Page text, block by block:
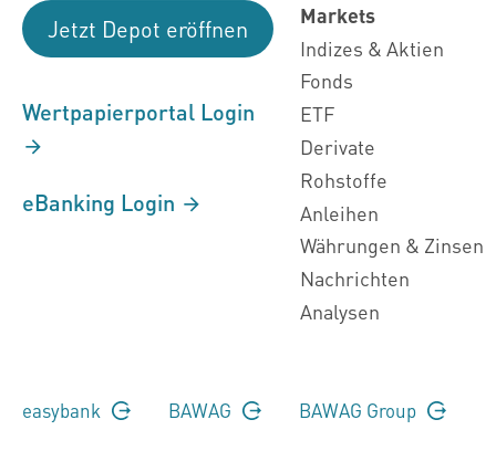
Jetzt Depot eröffnen
Wertpapierportal Login
eBanking Login
Markets
Indizes & Aktien
Fonds
ETF
Derivate
Rohstoffe
Anleihen
Währungen & Zinsen
Nachrichten
Analysen
easybank BAWAG BAWAG Group